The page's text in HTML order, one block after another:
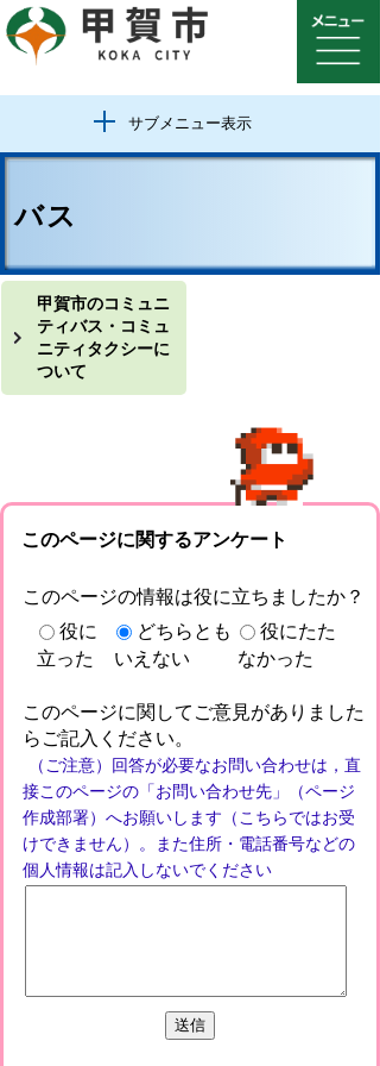
サブメニュー表示
バス
甲賀市のコミュニ
ティバス・コミュ
ニティタクシーに
ついて
このページに関するアンケート
このページの情報は役に立ちましたか？
役に
立った
どちらとも
いえない
役にたた
なかった
このページに関してご意見がありました
らご記入ください。
（ご注意）回答が必要なお問い合わせは，直
接このページの「お問い合わせ先」（ページ
作成部署）へお願いします（こちらではお受
けできません）。また住所・電話番号などの
個人情報は記入しないでください